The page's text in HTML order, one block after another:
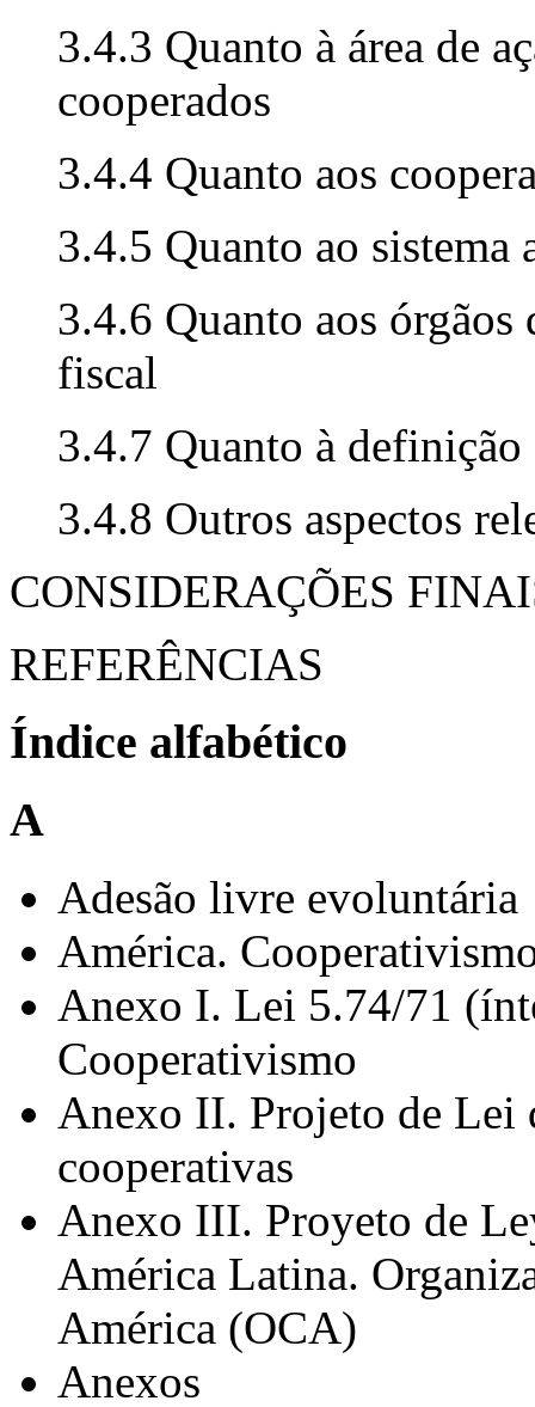
3.4.3 Quanto à área de
cooperados
3.4.4 Quanto aos
3.4.5 Quanto ao sistema
3.4.6 Quanto aos
fiscal
3.4.7 Quanto à
3.4.8 Outros aspectos
CONSIDERAÇÕES
REFERÊNCIAS
Índice alfabético
A
Adesão livre evoluntária
América.
Anexo I. Lei 5.74/71
Cooperativismo
Anexo II. Projeto de Lei
cooperativas
Anexo III. Proyeto de
América Latina.
América (OCA)
Anexos